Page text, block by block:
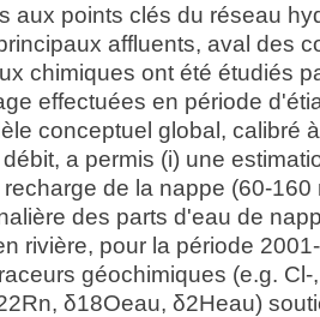
aux points clés du réseau
affluents, aval des
chimiques ont été étudiés
effectuées en période
conceptuel global, calibré
a permis (i) une
de la nappe (60-160
des parts d'eau de
rivière, pour la période
géochimiques (e.g.
δ18Oeau, δ2Heau)